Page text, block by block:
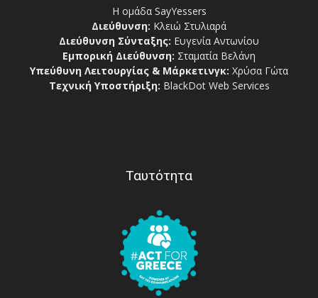
Η ομάδα SayYessers
Διεύθυνση: Κλειώ Στυλιαρά
Διεύθυνση Σύνταξης: Ευγενία Αντωνίου
Εμπορική Διεύθυνση: Σταματία Βελάνη
Υπεύθυνη Λειτουργίας & Μάρκετινγκ: Χρύσα Γώτα
Τεχνική Υποστήριξη: BlackDot Web Services
Ταυτότητα